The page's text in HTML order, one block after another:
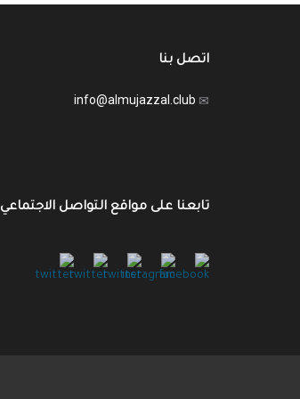
اتصل بنا
info@almujazzal.club
تابعنا على مواقع التواصل الاجتماعي